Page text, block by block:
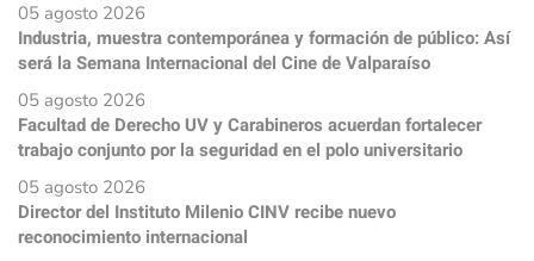
05 agosto 2026
Industria, muestra contemporánea y formación de público: Así
será la Semana Internacional del Cine de Valparaíso
05 agosto 2026
Facultad de Derecho UV y Carabineros acuerdan fortalecer
trabajo conjunto por la seguridad en el polo universitario
05 agosto 2026
Director del Instituto Milenio CINV recibe nuevo
reconocimiento internacional